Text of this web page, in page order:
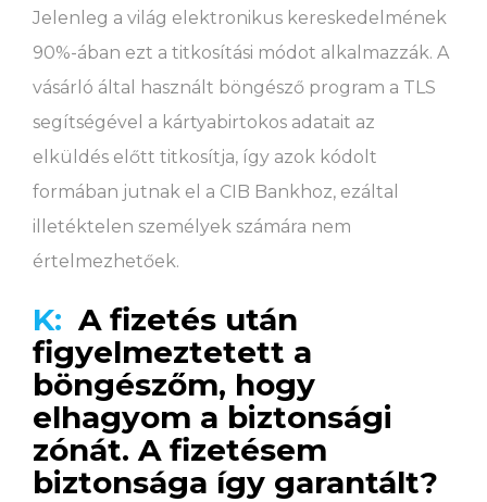
Jelenleg a világ elektronikus kereskedelmének
90%-ában ezt a titkosítási módot alkalmazzák. A
vásárló által használt böngésző program a TLS
segítségével a kártyabirtokos adatait az
elküldés előtt titkosítja, így azok kódolt
formában jutnak el a CIB Bankhoz, ezáltal
illetéktelen személyek számára nem
értelmezhetőek.
K: A fizetés után
figyelmeztetett a
böngészőm, hogy
elhagyom a biztonsági
zónát. A fizetésem
biztonsága így garantált?